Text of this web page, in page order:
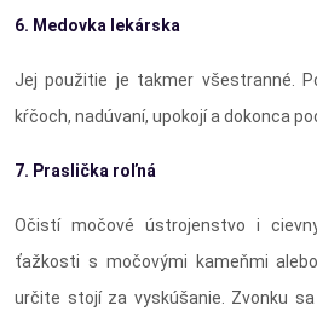
6. Medovka lekárska
Jej použitie je takmer všestranné.
kŕčoch, nadúvaní, upokojí a dokonca
7. Praslička roľná
Očistí močové ústrojenstvo i
ťažkosti s močovými kameňmi
určite stojí za vyskúšanie. Zvonku